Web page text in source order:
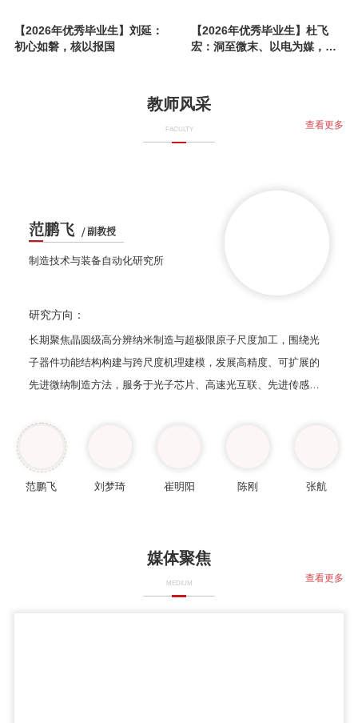
【2026年优秀毕业生】刘延：
初心如磐，核以报国
【2026年优秀毕业生】杜飞
宏：洞至微末、以电为媒，致
教师风采
FACULTY 查看更多
范鹏飞 / 副教授
制造技术与装备自动化研究所
研究方向：
长期聚焦晶圆级高分辨纳米制造与超极限原子尺度加工，围绕光
子器件功能结构构建与跨尺度机理建模，发展高精度、可扩展的
先进微纳制造方法，服务于光子芯片、高速光互联、先进传感及
原子尺度制造3. 光子器件功能纳米结构高精度制造与片上集成4.
原子尺度建模与跨尺度制造机理欢迎机械、光学、物理、化学等
相关学科背景的硕士、博士及博士后加入团队进行学术研究。本
员积极创造海外联合培养、攻读学位及从事博士后研究的机会。
范鹏飞 刘梦琦 崔明阳 陈刚 张航
媒体聚焦
MEDIUM 查看更多